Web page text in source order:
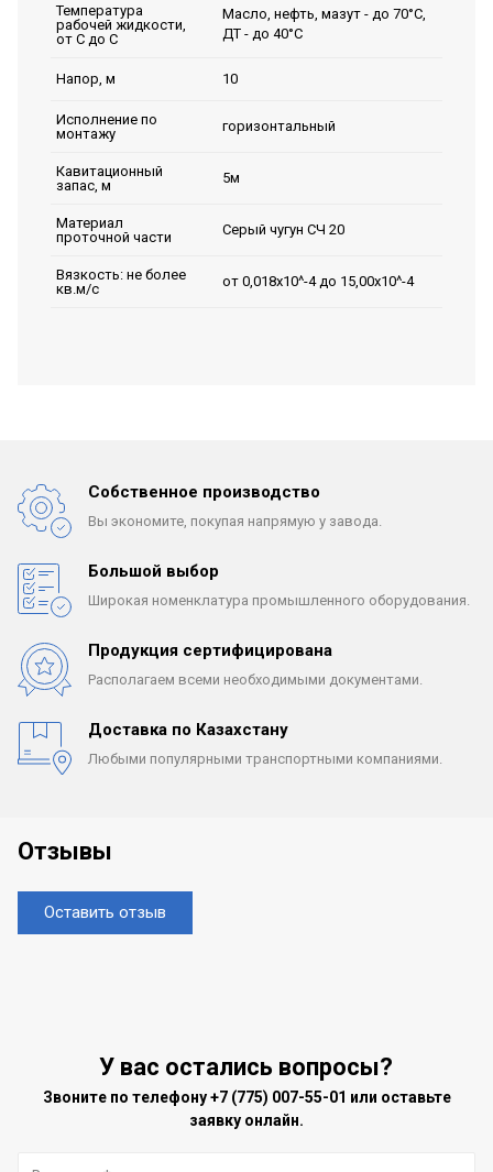
Температура
рабочей жидкости,
от С до С
Масло, нефть, мазут - до 70°С,
ДТ - до 40°С
Напор, м 10
Исполнение по
монтажу
горизонтальный
Кавитационный
запас, м
5м
Материал
проточной части
Серый чугун СЧ 20
Вязкость: не более
кв.м/с
от 0,018х10^-4 до 15,00х10^-4
Собственное производство
Вы экономите, покупая напрямую у завода.
Большой выбор
Широкая номенклатура промышленного оборудования.
Продукция сертифицирована
Располагаем всеми необходимыми документами.
Доставка по Казахстану
Любыми популярными транспортными компаниями.
Отзывы
Оставить отзыв
У вас остались вопросы?
Звоните по телефону+7 (775) 007-55-01 или оставьте
заявку онлайн.